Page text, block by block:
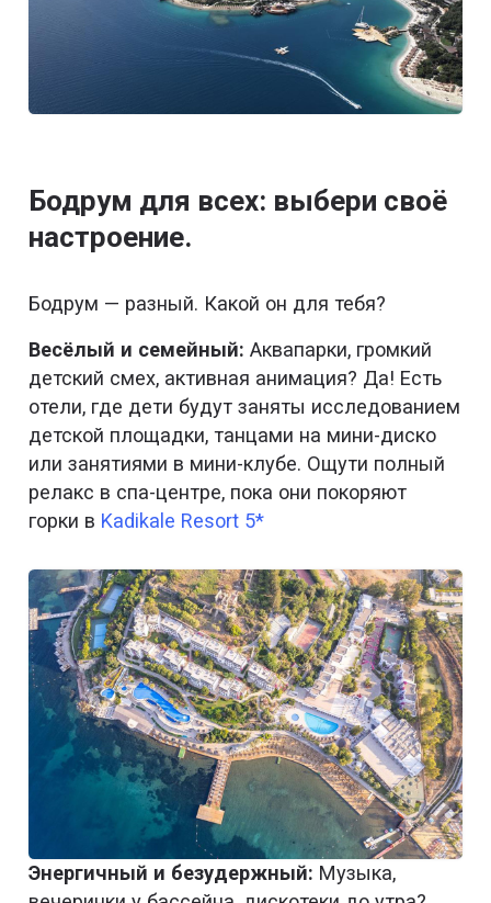
Бодрум для всех: выбери своё
настроение.
Бодрум — разный. Какой он для тебя?
Весёлый и семейный: Аквапарки, громкий
детский смех, активная анимация? Да! Есть
отели, где дети будут заняты исследованием
детской площадки, танцами на мини-диско
или занятиями в мини-клубе. Ощути полный
релакс в спа-центре, пока они покоряют
горки в Kadikale Resort 5*
Энергичный и безудержный: Музыка,